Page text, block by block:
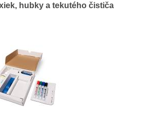
hubky a tekutého čističa